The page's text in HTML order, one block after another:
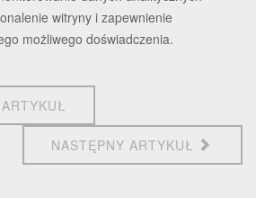
witryny i zapewnienie
możliwego doświadczenia.
NASTĘPNY ARTYKUŁ